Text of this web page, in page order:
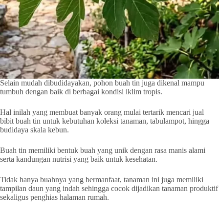
Selain mudah dibudidayakan, pohon buah tin juga dikenal mampu
tumbuh dengan baik di berbagai kondisi iklim tropis.
Hal inilah yang membuat banyak orang mulai tertarik mencari jual
bibit buah tin untuk kebutuhan koleksi tanaman, tabulampot, hingga
budidaya skala kebun.
Buah tin memiliki bentuk buah yang unik dengan rasa manis alami
serta kandungan nutrisi yang baik untuk kesehatan.
Tidak hanya buahnya yang bermanfaat, tanaman ini juga memiliki
tampilan daun yang indah sehingga cocok dijadikan tanaman produktif
sekaligus penghias halaman rumah.